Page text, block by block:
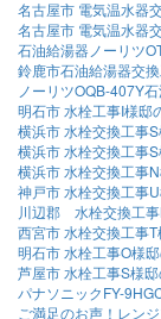
名古屋市 電気温水器
名古屋市 電気温水器
石油給湯器ノーリツ
鈴鹿市石油給湯器交
ノーリツOQB-407Y
明石市 水栓工事I様邸
横浜市 水栓交換工事
横浜市 水栓交換工事
横浜市 水栓交換工事
神戸市 水栓交換工事
川辺郡 水栓交換工
西宮市 水栓交換工事
明石市 水栓工事O様
芦屋市 水栓工事S様
パナソニックFY-
ご満足のお声！レン